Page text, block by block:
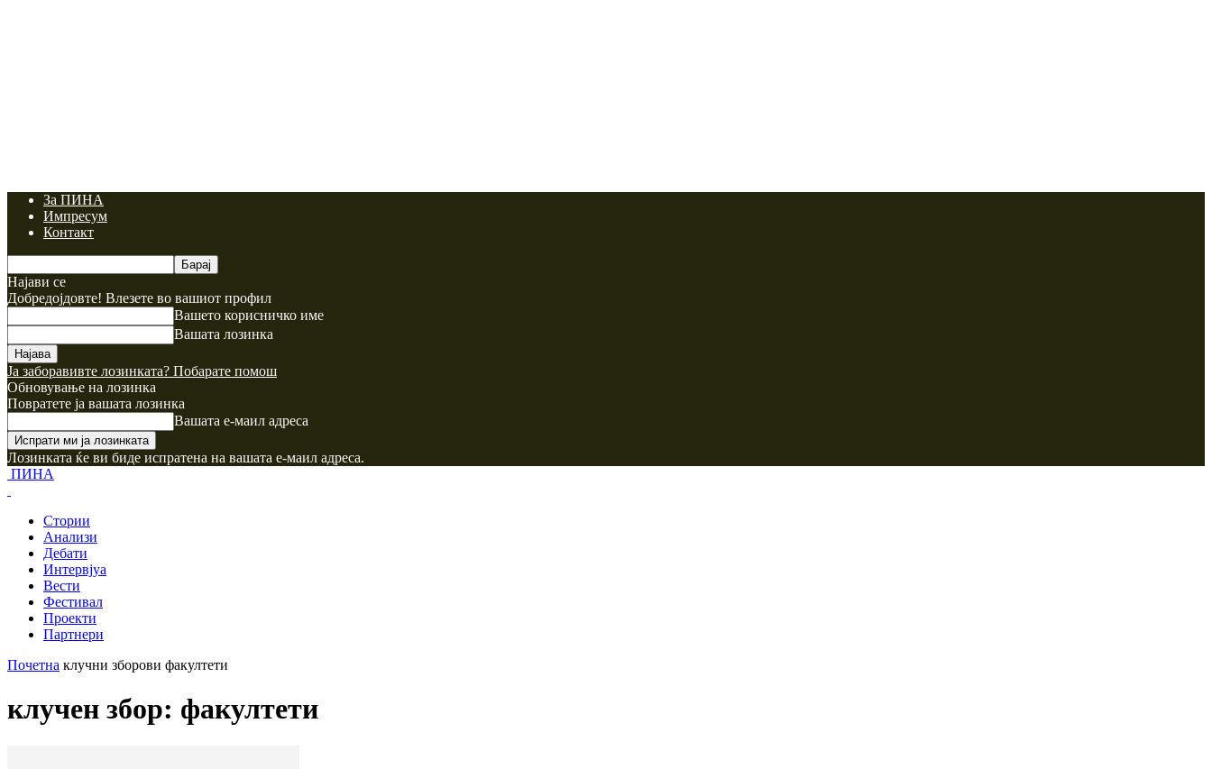
За ПИНА
Импресум
Контакт
Најави се
Добредојдовте! Влезете во вашиот профил
Вашето корисничко име
Вашата лозинка
Ја заборавивте лозинката? Побарате помош
Обновување на лозинка
Повратете ја вашата лозинка
Вашата е-маил адреса
Лозинката ќе ви биде испратена на вашата е-маил адреса.
ПИНА
Стории
Анализи
Дебати
Интервјуа
Вести
Фестивал
Проекти
Партнери
Почетна клучни зборови факултети
клучен збор: факултети